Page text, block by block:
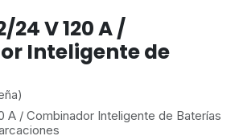
24 V 120 A /
Inteligente de
A / Combinador Inteligente de Baterías